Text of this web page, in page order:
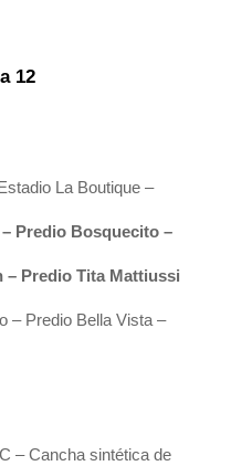
12
La Boutique –
Predio Bosquecito –
– Predio Tita Mattiussi
– Predio Bella Vista –
– Cancha sintética de